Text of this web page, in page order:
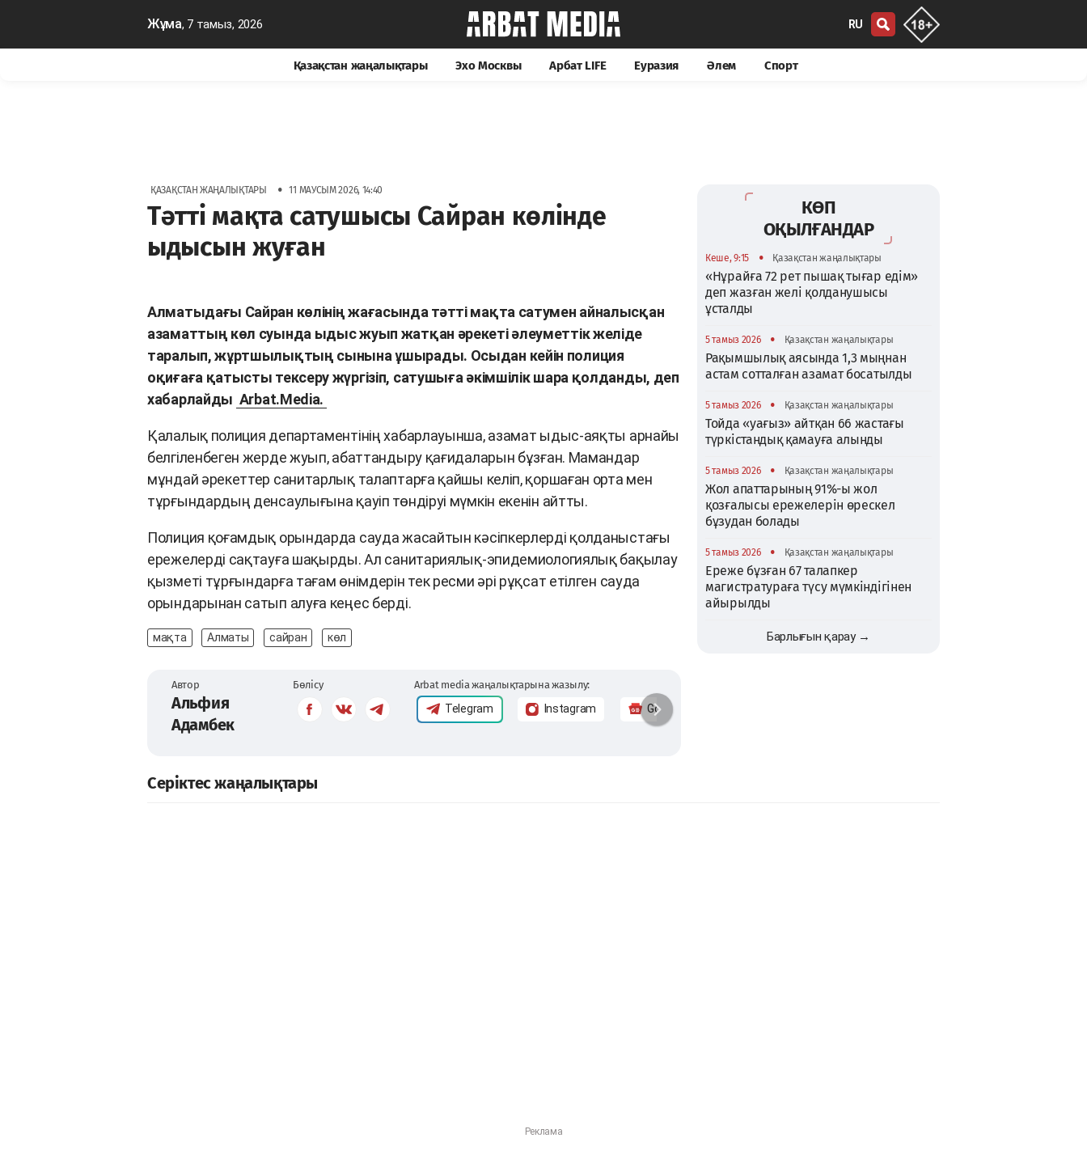
Жұма, 7 тамыз, 2026 RU
Қазақстан жаңалықтары Эхо Москвы Арбат LIFE Еуразия Әлем Спорт
ҚАЗАҚСТАН ЖАҢАЛЫҚТАРЫ • 11 МАУСЫМ 2026, 14:40
Тәтті мақта сатушысы Сайран көлінде
ыдысын жуған
Алматыдағы Сайран көлінің жағасында тәтті мақта сатумен айналысқан
азаматтың көл суында ыдыс жуып жатқан әрекеті әлеуметтік желіде
таралып, жұртшылықтың сынына ұшырады. Осыдан кейін полиция
оқиғаға қатысты тексеру жүргізіп, сатушыға әкімшілік шара қолданды, деп
хабарлайды Arbat.Media.
Қалалық полиция департаментінің хабарлауынша, азамат ыдыс-аяқты арнайы
белгіленбеген жерде жуып, абаттандыру қағидаларын бұзған. Мамандар
мұндай әрекеттер санитарлық талаптарға қайшы келіп, қоршаған орта мен
тұрғындардың денсаулығына қауіп төндіруі мүмкін екенін айтты.
Полиция қоғамдық орындарда сауда жасайтын кәсіпкерлерді қолданыстағы
ережелерді сақтауға шақырды. Ал санитариялық-эпидемиологиялық бақылау
қызметі тұрғындарға тағам өнімдерін тек ресми әрі рұқсат етілген сауда
орындарынан сатып алуға кеңес берді.
мақта Алматы сайран көл
Автор
Альфия
Адамбек
Бөлісу Arbat media жаңалықтарына жазылу:
Telegram Instagram Google News
КӨП
ОҚЫЛҒАНДАР
Кеше, 9:15 • Қазақстан жаңалықтары
«Нұрайға 72 рет пышақ тығар едім»
деп жазған желі қолданушысы
ұсталды
5 тамыз 2026 • Қазақстан жаңалықтары
Рақымшылық аясында 1,3 мыңнан
астам сотталған азамат босатылды
5 тамыз 2026 • Қазақстан жаңалықтары
Тойда «уағыз» айтқан 66 жастағы
түркістандық қамауға алынды
5 тамыз 2026 • Қазақстан жаңалықтары
Жол апаттарының 91%-ы жол
қозғалысы ережелерін өрескел
бұзудан болады
5 тамыз 2026 • Қазақстан жаңалықтары
Ереже бұзған 67 талапкер
магистратураға түсу мүмкіндігінен
айырылды
Барлығын қарау →
Серіктес жаңалықтары